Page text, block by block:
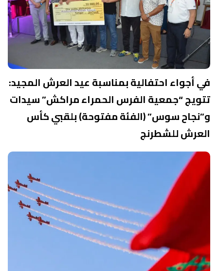
في أجواء احتفالية بمناسبة عيد العرش المجيد:​
تتويج “جمعية الفرس الحمراء مراكش” سيدات
و”نجاح سوس” (الفئة مفتوحة) بلقبي كأس
العرش للشطرنج